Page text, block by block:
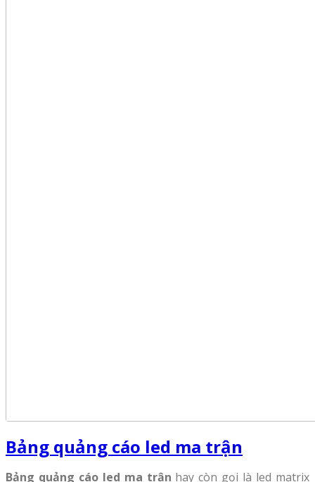
Bảng quảng cáo led ma trận
Bảng quảng cáo led ma trận hay còn gọi là led matrix